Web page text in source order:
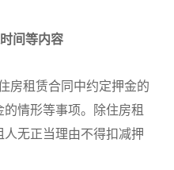
间等内容
房租赁合同中约定押金的
情形等事项。除住房租
无正当理由不得扣减押